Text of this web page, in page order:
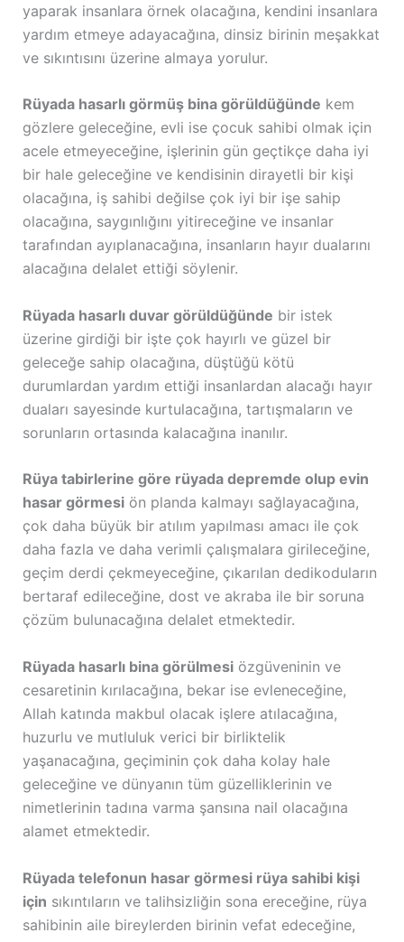
yaparak insanlara örnek olacağına, kendini insanlara
yardım etmeye adayacağına, dinsiz birinin meşakkat
ve sıkıntısını üzerine almaya yorulur.
Rüyada hasarlı görmüş bina görüldüğünde kem
gözlere geleceğine, evli ise çocuk sahibi olmak için
acele etmeyeceğine, işlerinin gün geçtikçe daha iyi
bir hale geleceğine ve kendisinin dirayetli bir kişi
olacağına, iş sahibi değilse çok iyi bir işe sahip
olacağına, saygınlığını yitireceğine ve insanlar
tarafından ayıplanacağına, insanların hayır dualarını
alacağına delalet ettiği söylenir.
Rüyada hasarlı duvar görüldüğünde bir istek
üzerine girdiği bir işte çok hayırlı ve güzel bir
geleceğe sahip olacağına, düştüğü kötü
durumlardan yardım ettiği insanlardan alacağı hayır
duaları sayesinde kurtulacağına, tartışmaların ve
sorunların ortasında kalacağına inanılır.
Rüya tabirlerine göre rüyada depremde olup evin
hasar görmesiön planda kalmayı sağlayacağına,
çok daha büyük bir atılım yapılması amacı ile çok
daha fazla ve daha verimli çalışmalara girileceğine,
geçim derdi çekmeyeceğine, çıkarılan dedikoduların
bertaraf edileceğine, dost ve akraba ile bir soruna
çözüm bulunacağına delalet etmektedir.
Rüyada hasarlı bina görülmesiözgüveninin ve
cesaretinin kırılacağına, bekar ise evleneceğine,
Allah katında makbul olacak işlere atılacağına,
huzurlu ve mutluluk verici bir birliktelik
yaşanacağına, geçiminin çok daha kolay hale
geleceğine ve dünyanın tüm güzelliklerinin ve
nimetlerinin tadına varma şansına nail olacağına
alamet etmektedir.
Rüyada telefonun hasar görmesi rüya sahibi kişi
için sıkıntıların ve talihsizliğin sona ereceğine, rüya
sahibinin aile bireylerden birinin vefat edeceğine,